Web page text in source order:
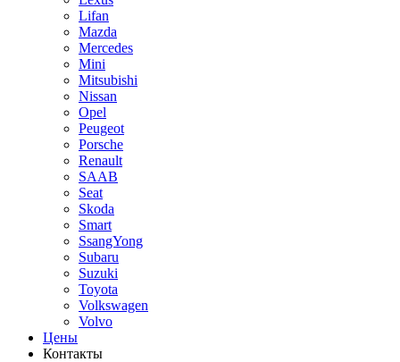
Lifan
Mazda
Mercedes
Mini
Mitsubishi
Nissan
Opel
Peugeot
Porsche
Renault
SAAB
Seat
Skoda
Smart
SsangYong
Subaru
Suzuki
Toyota
Volkswagen
Volvo
Цены
Контакты